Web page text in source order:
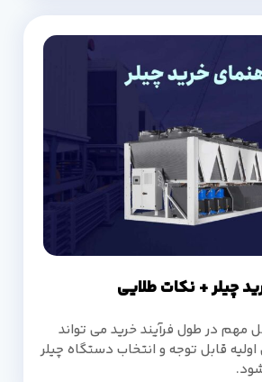
چیلر + نکات طلایی
مهم در طول فرآیند خرید می تواند
قابل توجه و انتخاب دستگاه چیلر
شود.